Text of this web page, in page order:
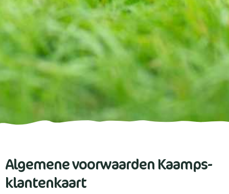
Algemene voorwaarden Kaamps-
klantenkaart